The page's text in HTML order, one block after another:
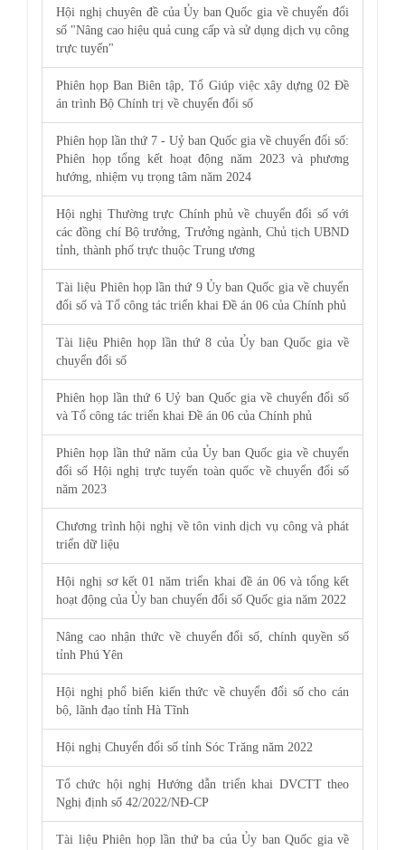
Hội nghị chuyên đề của Ủy ban Quốc gia về chuyển đổi
số "Nâng cao hiệu quả cung cấp và sử dụng dịch vụ công
trực tuyến"
Phiên họp Ban Biên tập, Tổ Giúp việc xây dựng 02 Đề
án trình Bộ Chính trị về chuyển đổi số
Phiên họp lần thứ 7 - Uỷ ban Quốc gia về chuyển đổi số:
Phiên họp tổng kết hoạt động năm 2023 và phương
hướng, nhiệm vụ trọng tâm năm 2024
Hội nghị Thường trực Chính phủ về chuyển đổi số với
các đồng chí Bộ trưởng, Trưởng ngành, Chủ tịch UBND
tỉnh, thành phố trực thuộc Trung ương
Tài liệu Phiên họp lần thứ 9 Ủy ban Quốc gia về chuyển
đổi số và Tổ công tác triển khai Đề án 06 của Chính phủ
Tài liệu Phiên họp lần thứ 8 của Ủy ban Quốc gia về
chuyển đổi số
Phiên họp lần thứ 6 Uỷ ban Quốc gia về chuyển đổi số
và Tổ công tác triển khai Đề án 06 của Chính phủ
Phiên họp lần thứ năm của Ủy ban Quốc gia về chuyển
đổi số Hội nghị trực tuyến toàn quốc về chuyển đổi số
năm 2023
Chương trình hội nghị về tôn vinh dịch vụ công và phát
triển dữ liệu
Hội nghị sơ kết 01 năm triển khai đề án 06 và tổng kết
hoạt động của Ủy ban chuyển đổi số Quốc gia năm 2022
Nâng cao nhận thức về chuyển đổi số, chính quyền số
tỉnh Phú Yên
Hội nghị phổ biến kiến thức về chuyển đổi số cho cán
bộ, lãnh đạo tỉnh Hà Tĩnh
Hội nghị Chuyển đổi số tỉnh Sóc Trăng năm 2022
Tổ chức hội nghị Hướng dẫn triển khai DVCTT theo
Nghị định số 42/2022/NĐ-CP
Tài liệu Phiên họp lần thứ ba của Ủy ban Quốc gia về